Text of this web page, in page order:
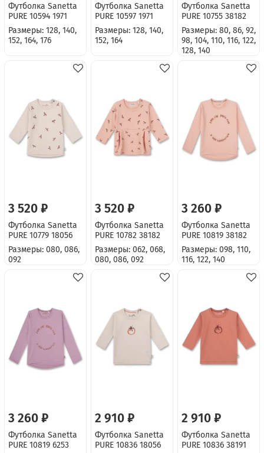
Футболка Sanetta
PURE 10594 1971
Размеры: 128, 140,
152, 164, 176
Футболка Sanetta
PURE 10597 1971
Размеры: 128, 140,
152, 164
Футболка Sanetta
PURE 10755 38182
Размеры: 80, 86, 92,
98, 104, 110, 116, 122,
128, 140
3 520 ₽
Футболка Sanetta
PURE 10779 18056
Размеры: 080, 086,
092
3 520 ₽
Футболка Sanetta
PURE 10782 38182
Размеры: 062, 068,
080, 086, 092
3 260 ₽
Футболка Sanetta
PURE 10819 38182
Размеры: 098, 110,
116, 122, 140
3 260 ₽
Футболка Sanetta
PURE 10819 6253
2 910 ₽
Футболка Sanetta
PURE 10836 18056
2 910 ₽
Футболка Sanetta
PURE 10836 38191